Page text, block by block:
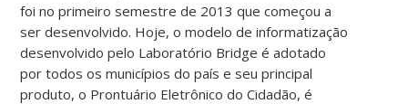
foi no primeiro semestre de 2013 que começou a
ser desenvolvido. Hoje, o modelo de informatização
desenvolvido pelo Laboratório Bridge é adotado
por todos os municípios do país e seu principal
produto, o Prontuário Eletrônico do Cidadão, é